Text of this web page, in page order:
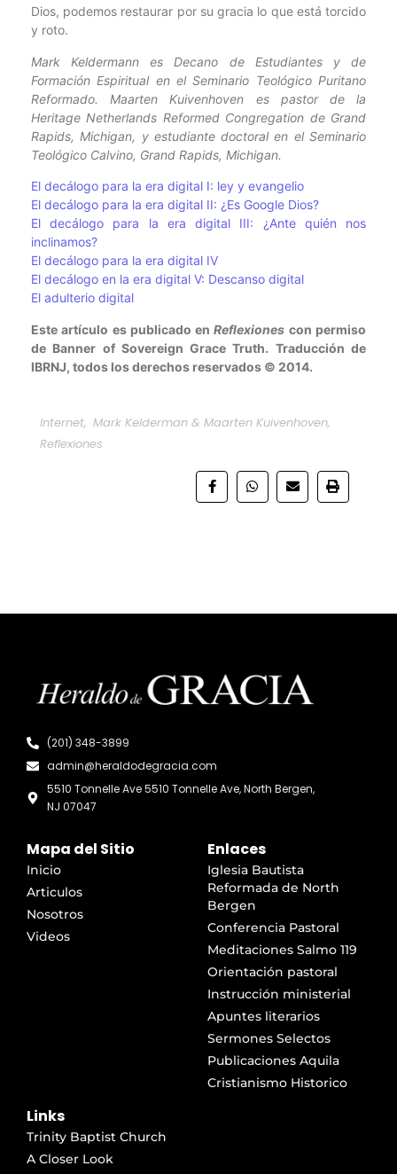
Dios, podemos restaurar por su gracia lo que está torcido
y roto.
Mark Keldermann es Decano de Estudiantes y de
Formación Espiritual en el Seminario Teológico Puritano
Reformado. Maarten Kuivenhoven es pastor de la
Heritage Netherlands Reformed Congregation de Grand
Rapids, Michigan, y estudiante doctoral en el Seminario
Teológico Calvino, Grand Rapids, Michigan.
El decálogo para la era digital I: ley y evangelio
El decálogo para la era digital II: ¿Es Google Dios?
El decálogo para la era digital III: ¿Ante quién nos
inclinamos?
El decálogo para la era digital IV
El decálogo en la era digital V: Descanso digital
El adulterio digital
Este artículo es publicado enReflexiones con permiso
de Banner of Sovereign Grace Truth. Traducción de
IBRNJ, todos los derechos reservados © 2014.
Internet, Mark Kelderman & Maarten Kuivenhoven,
Reflexiones
(201) 348-3899
admin@heraldodegracia.com
5510 Tonnelle Ave 5510 Tonnelle Ave, North Bergen,
NJ 07047
Mapa del Sitio
Inicio
Articulos
Nosotros
Videos
Enlaces
Iglesia Bautista
Reformada de North
Bergen
Conferencia Pastoral
Meditaciones Salmo 119
Orientación pastoral
Instrucción ministerial
Apuntes literarios
Sermones Selectos
Publicaciones Aquila
Cristianismo Historico
Links
Trinity Baptist Church
A Closer Look